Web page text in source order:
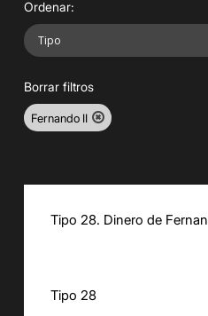
Ordenar:
Borrar filtros
Fernando II
Tipo 28. Dinero de
Tipo 28